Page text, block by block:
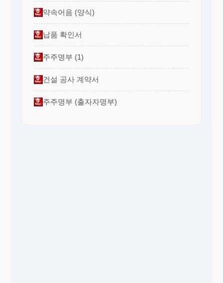
약속어음 (양식)
납품 확인서
주주명부 (1)
건설 공사 계약서
주주명부 (출자자명부)